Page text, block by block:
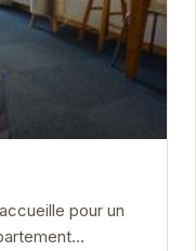
pour un